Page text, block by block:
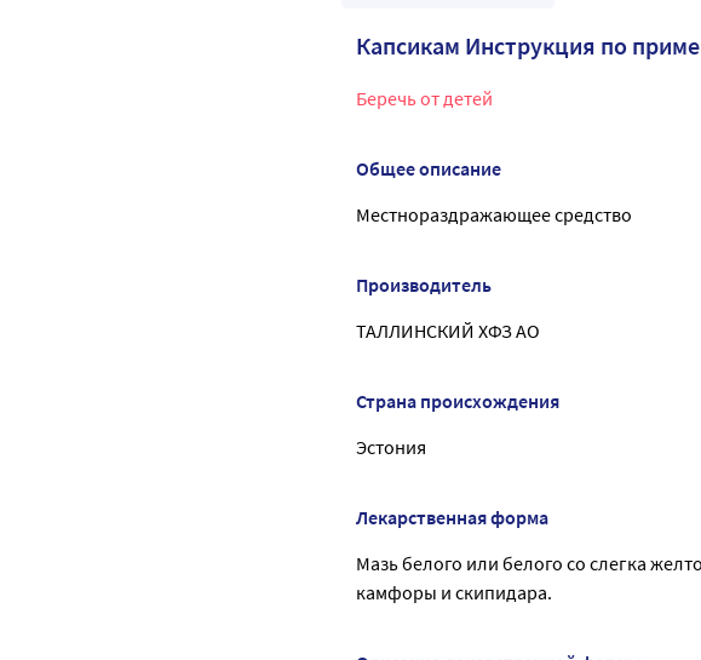
Капсикам Инструкция по
Беречь от детей
Общее описание
Местнораздражающее средство
Производитель
ТАЛЛИНСКИЙ ХФЗ АО
Страна происхождения
Эстония
Лекарственная форма
Мазь белого или белого со слегка
камфоры и скипидара.